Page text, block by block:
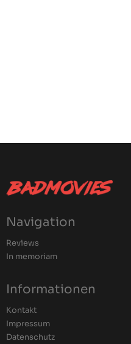
Navigation
Reviews
In memoriam
Informationen
Kontakt
Impressum
Datenschutz